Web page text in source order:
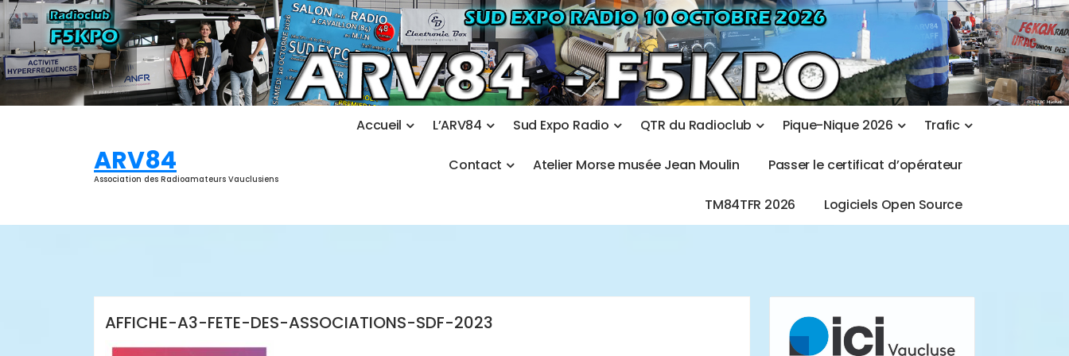
Aller
au
contenu
ARV84
Association des Radioamateurs Vauclusiens
Accueil L’ARV84 Sud Expo Radio QTR du Radioclub Pique-Nique 2026 Trafic
Contact Atelier Morse musée Jean Moulin Passer le certificat d’opérateur
TM84TFR 2026 Logiciels Open Source
AFFICHE-A3-FETE-DES-ASSOCIATIONS-SDF-2023